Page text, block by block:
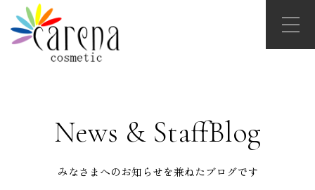
News & StaffBlog
みなさまへのお知らせを兼ねたブログです